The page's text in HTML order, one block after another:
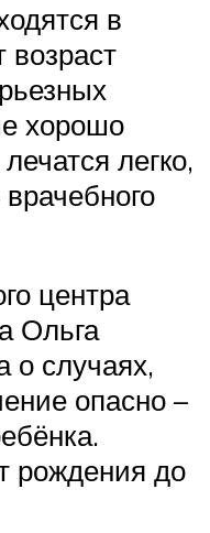
в
возраст
хорошо
легко,
центра
Ольга
о случаях,
опасно –
рождения до